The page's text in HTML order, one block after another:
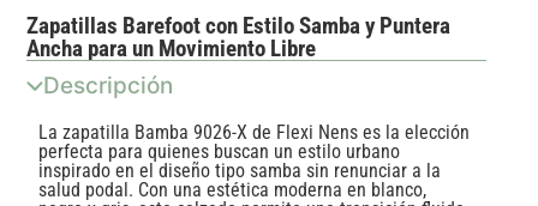
Zapatillas Barefoot con Estilo Samba y Puntera
Ancha para un Movimiento Libre
Descripción
La zapatilla Bamba 9026-X de Flexi Nens es la elección
perfecta para quienes buscan un estilo urbano
inspirado en el diseño tipo samba sin renunciar a la
salud podal. Con una estética moderna en blanco,